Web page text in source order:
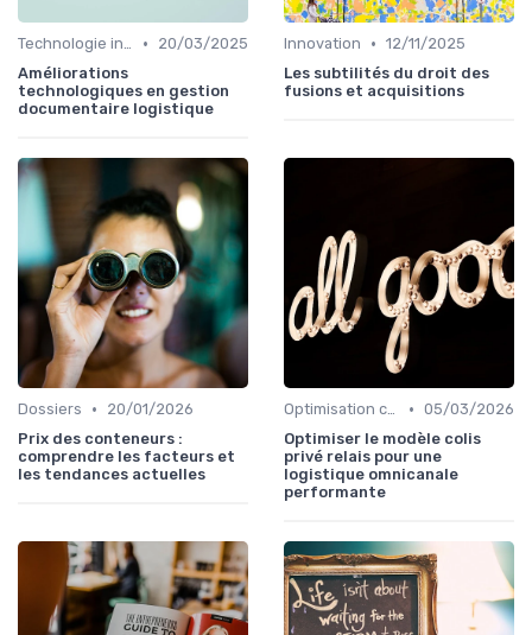
Technologie intégrée •
20/03/2025
Améliorations
technologiques en gestion
documentaire logistique
Innovation • 12/11/2025
Les subtilités du droit des
fusions et acquisitions
Dossiers •
20/01/2026
Prix des conteneurs :
comprendre les facteurs et
les tendances actuelles
Optimisation coûts • 05/03/2026
Optimiser le modèle colis
privé relais pour une
logistique omnicanale
performante